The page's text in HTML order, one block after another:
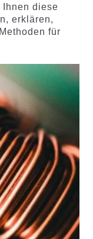
en
Ihnen diese
erklären,
für